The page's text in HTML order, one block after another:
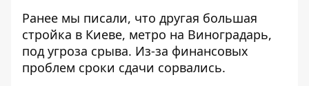
Ранее мы писали, что другая большая
стройка в Киеве, метро на Виноградарь,
под угроза срыва. Из-за финансовых
проблем сроки сдачи сорвались.